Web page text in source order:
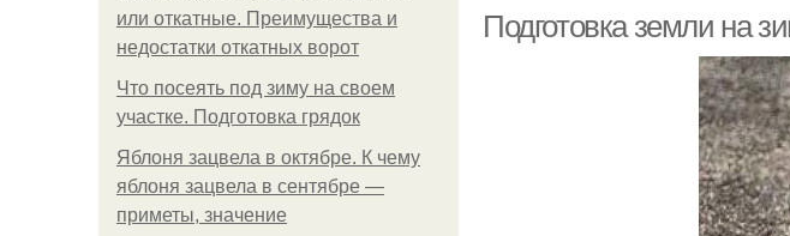
или откатные. Преимущества и
недостатки откатных ворот
Что посеять под зиму на своем
участке. Подготовка грядок
Яблоня зацвела в октябре. К чему
яблоня зацвела в сентябре —
приметы, значение
Подготовка земли на